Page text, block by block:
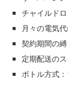
チャイルド
月々の電気
契約期間の
定期配送の
ボトル方式